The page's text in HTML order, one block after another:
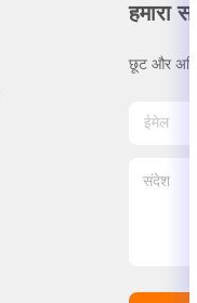
हमारा
छूट और